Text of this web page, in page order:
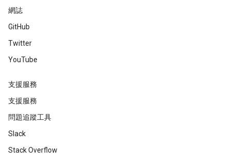
網誌
GitHub
Twitter
YouTube
支援服務
支援服務
問題追蹤工具
Slack
Stack Overflow